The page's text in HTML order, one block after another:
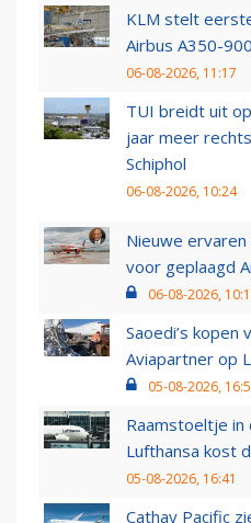
KLM stelt
Airbus A350-
06-08-2026, 11:17
TUI breidt uit
jaar meer
Schiphol
06-08-2026, 10:24
Nieuwe
voor geplaagd
06-08-2026,
Saoedi’s kopen
Aviapartner op
05-08-2026,
Raamstoeltje in
Lufthansa kost
05-08-2026, 16:41
Cathay Pacific